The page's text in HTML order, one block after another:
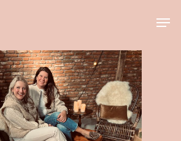
search or ESC to close